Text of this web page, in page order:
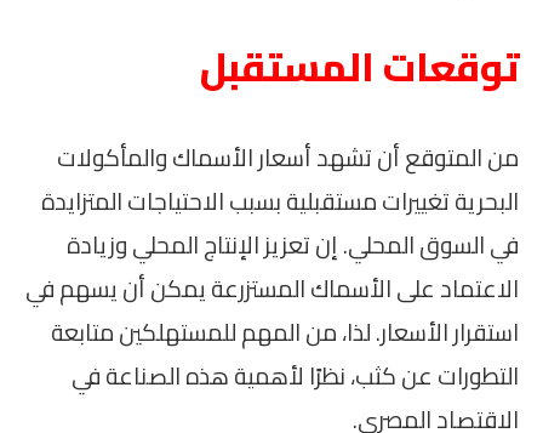
توقعات المستقبل
من المتوقع أن تشهد أسعار الأسماك والمأكولات
البحرية تغييرات مستقبلية بسبب الاحتياجات المتزايدة
في السوق المحلي. إن تعزيز الإنتاج المحلي وزيادة
الاعتماد على الأسماك المستزرعة يمكن أن يسهم في
استقرار الأسعار. لذا، من المهم للمستهلكين متابعة
التطورات عن كثب، نظرًا لأهمية هذه الصناعة في
الاقتصاد المصري.